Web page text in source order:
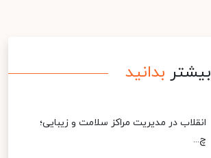
بیشتر بدانید
انقلاب در مدیریت مراکز سلامت و زیبایی؛
چ...